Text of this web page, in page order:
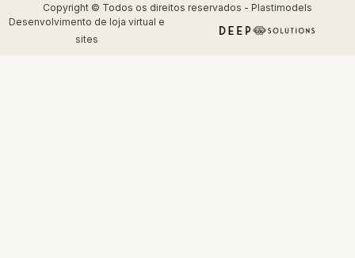
Copyright © Todos os direitos reservados - Plastimodels
Desenvolvimento de loja virtual e
sites